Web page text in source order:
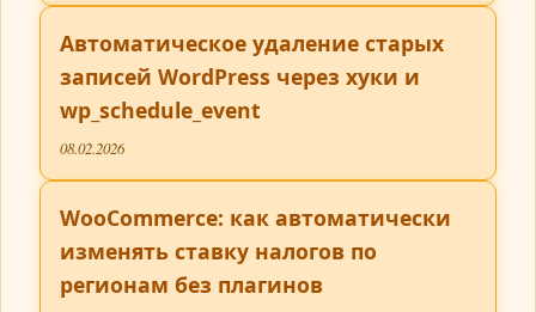
Автоматическое удаление старых
записей WordPress через хуки и
wp_schedule_event
08.02.2026
WooCommerce: как автоматически
изменять ставку налогов по
регионам без плагинов